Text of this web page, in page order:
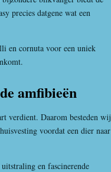
precies datgene wat een
en cornuta voor een uniek
amfibieën
verdient. Daarom besteden wij
voordat een dier naar
en fascinerende